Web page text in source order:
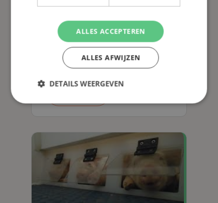
AHDB feeder test: Mewaco
scores highest
ALLES ACCEPTEREN
ALLES AFWIJZEN
DETAILS WEERGEVEN